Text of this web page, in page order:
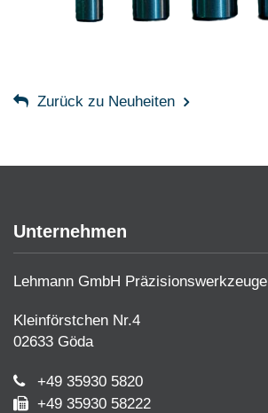
Zurück zu Neuheiten
Unternehmen
Lehmann GmbH Präzisionswerkzeuge
Kleinförstchen Nr.4
02633 Göda
+49 35930 5820
+49 35930 58222